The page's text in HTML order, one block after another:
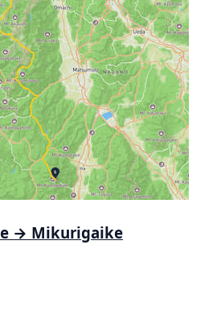
→ Mikurigaike